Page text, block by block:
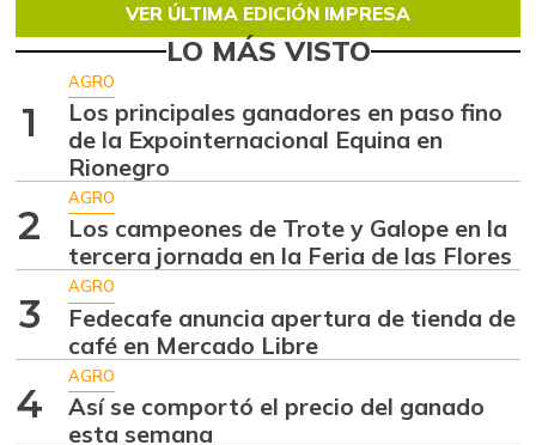
VER ÚLTIMA EDICIÓN IMPRESA
LO MÁS VISTO
1
AGRO
Los principales ganadores en paso fino
de la Expointernacional Equina en
Rionegro
2
AGRO
Los campeones de Trote y Galope en la
tercera jornada en la Feria de las Flores
3
AGRO
Fedecafe anuncia apertura de tienda de
café en Mercado Libre
4
AGRO
Así se comportó el precio del ganado
esta semana